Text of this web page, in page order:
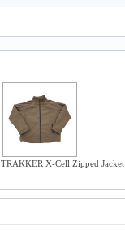
TRAKKER X-Cell Zipped Jacket